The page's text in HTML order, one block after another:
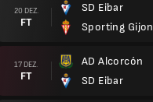
20 DEZ.
FT
SD Eibar
Sporting Gijon
17 DEZ.
FT
AD Alcorcón
SD Eibar